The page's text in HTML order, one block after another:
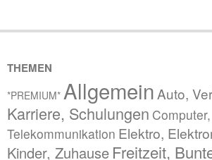
THEMEN
*PREMIUM* Allgemein Auto,
Karriere, Schulungen
Telekommunikation Elektro,
Kinder, Zuhause Freitzeit,